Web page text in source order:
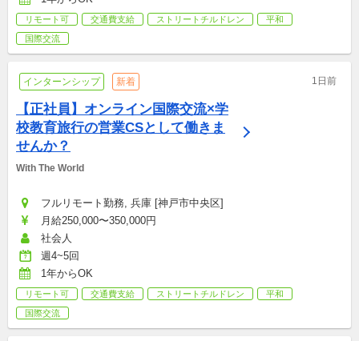
リモート可 交通費支給 ストリートチルドレン
平和
国際交流
インターンシップ 新着 1日前
【正社員】オンライン国際交流×学
校教育旅行の営業CSとして働きま
せんか？
With The World
フルリモート勤務, 兵庫 [神戸市中央区]
月給250,000〜350,000円
社会人
週4~5回
1年からOK
リモート可 交通費支給 ストリートチルドレン
平和
国際交流